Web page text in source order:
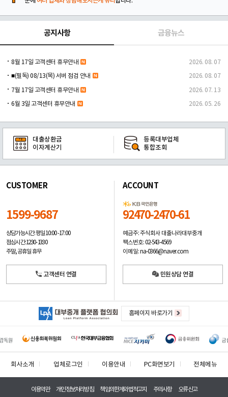
공지사항 금융뉴스
8월 17일 고객센터 휴무안내 2026. 08. 07
■(필독) 08/13(목) 서버 점검 안내 2026. 08. 07
7월 17일 고객센터 휴무안내 2026. 07. 13
6월 3일 고객센터 휴무안내 2026. 05. 26
대출상환금
이자계산기
등록대부업체
통합조회
CUSTOMER
1599-9687
상담가능시간: 평일10:00 -17:00
점심시간: 12:30 - 13:30
주말, 공휴일 휴무
고객센터 연결
ACCOUNT
92470-2470-61
예금주: 주식회사 대출나라대부중개
팩스번호: 02-543-4569
이메일: na-0366@naver.com
민원상담 연결
홈페이지 바로가기
회사소개 업체로그인 이용안내 PC화면보기 전체메뉴
이용약관 개인정보처리방침 책임의한계와법적고지 주의사항 오류신고